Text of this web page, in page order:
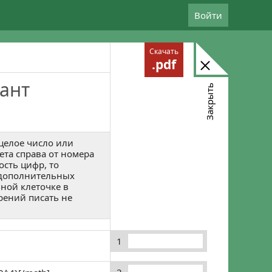
Войти
Закрыть
Скачать
.pdf
число или
справа от номера
цифр, то
клеточке в
писать не
1